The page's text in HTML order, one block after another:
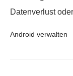
Datenverlust
Android verwalten